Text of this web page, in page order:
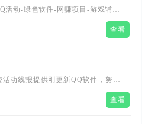
活动-绿色软件-网赚项目-游戏辅
查看
动线报提供刚更新QQ软件，努力
！
查看